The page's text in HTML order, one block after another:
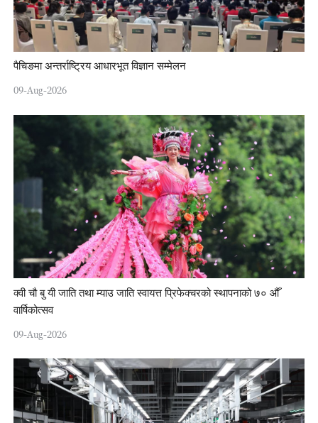
पैचिङमा अन्तर्राष्ट्रिय आधारभूत विज्ञान सम्मेलन
09-Aug-2026
क्वी चौ बु यी जाति तथा म्याउ जाति स्वायत्त प्रिफेक्चरको स्थापनाको ७० औँ
वार्षिकोत्सव
09-Aug-2026